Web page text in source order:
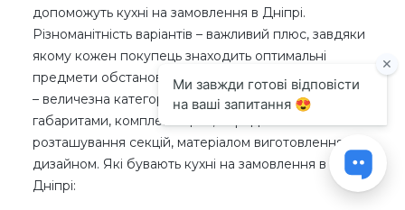
допоможуть кухні на замовлення в Дніпрі.
Різноманітність варіантів – важливий плюс, завдяки
якому кожен покупець знаходить оптимальні
предмети обстановки. Кухні на замовлення в Дніпрі
– величезна категорія товарів, які відрізняються
габаритами, комплектацією, порядком
розташування секцій, матеріалом виготовлення і
дизайном. Які бувають кухні на замовлення в
Дніпрі: